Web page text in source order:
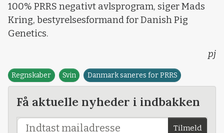
100% PRRS negativt avlsprogram, siger Mads
Kring, bestyrelsesformand for Danish Pig
Genetics.
pj
Regnskaber Svin Danmark saneres for PRRS
Få aktuelle nyheder i indbakken
Tilmeld